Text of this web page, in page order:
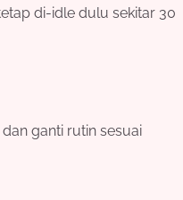
di-idle dulu sekitar 30
ganti rutin sesuai